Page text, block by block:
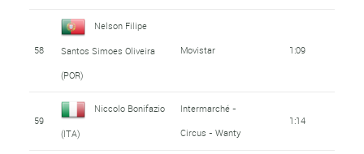
58
Nelson Filipe
Santos Simoes Oliveira
(POR)
Movistar 1:09
59
Niccolo Bonifazio
(ITA)
Intermarché -
Circus - Wanty
1:14